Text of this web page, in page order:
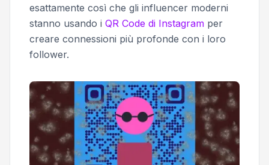
esattamente così che gli influencer moderni
stanno usando i QR Code di Instagram per
creare connessioni più profonde con i loro
follower.